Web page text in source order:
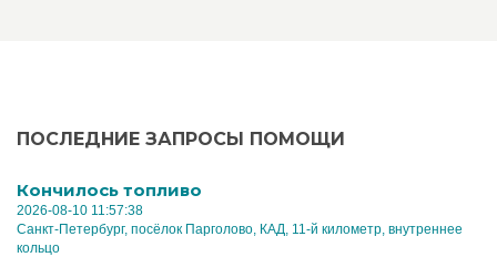
ПОСЛЕДНИЕ ЗАПРОСЫ ПОМОЩИ
Кончилось топливо
2026-08-10 11:57:38
Санкт-Петербург, посёлок Парголово, КАД, 11-й километр, внутреннее
кольцо